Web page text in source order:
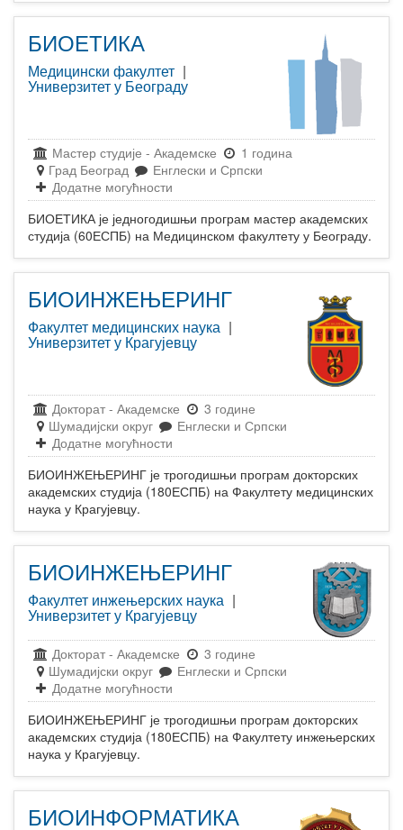
БИОЕТИКА
Медицински факултет |
Универзитет у Београду
Мастер студије - Академске
1 година
Град Београд
Енглески и Српски
Додатне могућности
БИОЕТИКА је једногодишњи програм мастер академских
студија (60ЕСПБ) на Медицинском факултету у Београду.
БИОИНЖЕЊЕРИНГ
Факултет медицинских наука |
Универзитет у Крагујевцу
Докторат - Академске
3 године
Шумадијски округ
Енглески и Српски
Додатне могућности
БИОИНЖЕЊЕРИНГ је трогодишњи програм докторских
академских студија (180ЕСПБ) на Факултету медицинских
наука у Крагујевцу.
БИОИНЖЕЊЕРИНГ
Факултет инжењерских наука |
Универзитет у Крагујевцу
Докторат - Академске
3 године
Шумадијски округ
Енглески и Српски
Додатне могућности
БИОИНЖЕЊЕРИНГ је трогодишњи програм докторских
академских студија (180ЕСПБ) на Факултету инжењерских
наука у Крагујевцу.
БИОИНФОРМАТИКА